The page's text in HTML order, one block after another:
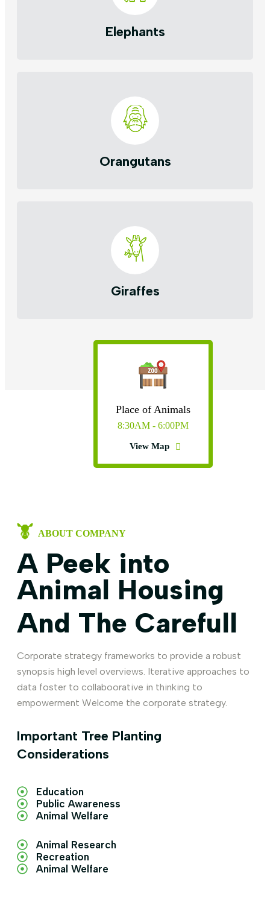
Elephants
Orangutans
Giraffes
Place of Animals
8:30AM - 6:00PM
View Map
ABOUT COMPANY
A Peek into
Animal Housing
And The Carefull
Corporate strategy frameworks to provide a robust
synopsis high level overviews. Iterative approaches to
data foster to collaboorative in thinking to
empowerment Welcome the corporate strategy.
Important Tree Planting
Considerations
Education
Public Awareness
Animal Welfare
Animal Research
Recreation
Animal Welfare